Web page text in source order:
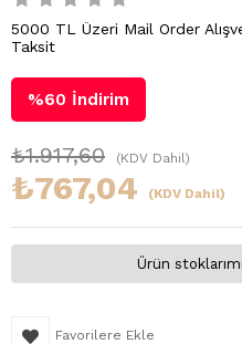
5000 TL Üzeri Mail Order
Taksit
%60 İndirim
₺1.917,60 (KDV Dahil)
₺767,04 (KDV Dahil)
Ürün
Favorilere Ekle